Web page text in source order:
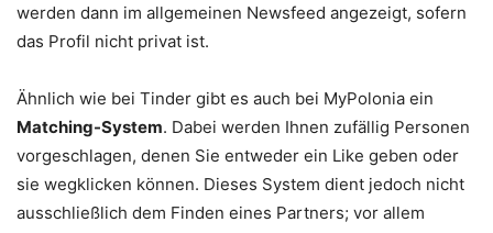
werden dann im allgemeinen Newsfeed angezeigt, sofern
das Profil nicht privat ist.
Ähnlich wie bei Tinder gibt es auch bei MyPolonia ein
Matching-System. Dabei werden Ihnen zufällig Personen
vorgeschlagen, denen Sie entweder ein Like geben oder
sie wegklicken können. Dieses System dient jedoch nicht
ausschließlich dem Finden eines Partners; vor allem